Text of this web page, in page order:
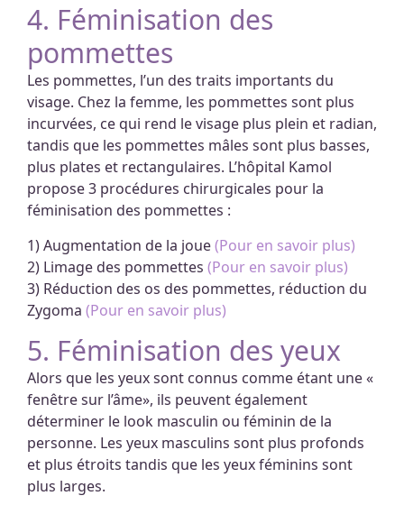
4. Féminisation des
pommettes
Les pommettes, l’un des traits importants du
visage. Chez la femme, les pommettes sont plus
incurvées, ce qui rend le visage plus plein et radian,
tandis que les pommettes mâles sont plus basses,
plus plates et rectangulaires. L’hôpital Kamol
propose 3 procédures chirurgicales pour la
féminisation des pommettes :
1) Augmentation de la joue(Pour en savoir plus)
2) Limage des pommettes (Pour en savoir plus)
3) Réduction des os des pommettes, réduction du
Zygoma (Pour en savoir plus)
5. Féminisation des yeux
Alors que les yeux sont connus comme étant une «
fenêtre sur l’âme», ils peuvent également
déterminer le look masculin ou féminin de la
personne. Les yeux masculins sont plus profonds
et plus étroits tandis que les yeux féminins sont
plus larges.